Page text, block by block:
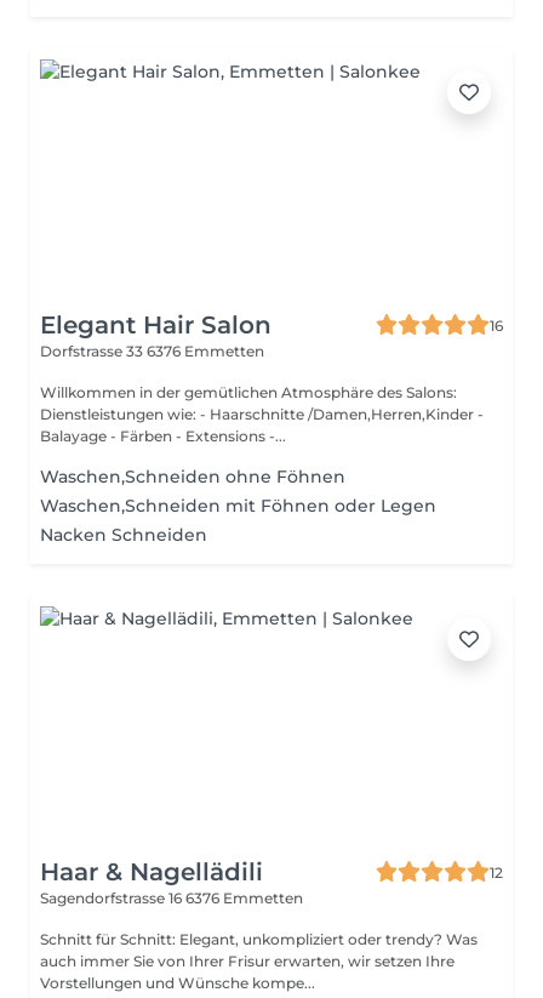
Elegant Hair Salon
16
Dorfstrasse 33 6376 Emmetten
Willkommen in der gemütlichen Atmosphäre des Salons:
Dienstleistungen wie: - Haarschnitte /Damen,Herren,Kinder -
Balayage - Färben - Extensions -...
Waschen,Schneiden ohne Föhnen
Waschen,Schneiden mit Föhnen oder Legen
Nacken Schneiden
Haar & Nagellädili
12
Sagendorfstrasse 16 6376 Emmetten
Schnitt für Schnitt: Elegant, unkompliziert oder trendy? Was
auch immer Sie von Ihrer Frisur erwarten, wir setzen Ihre
Vorstellungen und Wünsche kompe...